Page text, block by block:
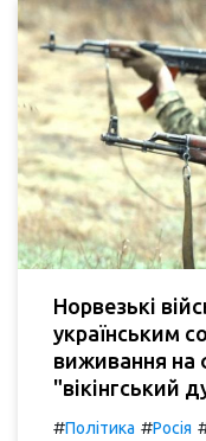
Норвезькі
українським
виживання на
"вікінгський
#Політика #Росія